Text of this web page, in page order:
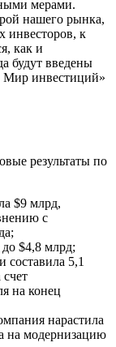
мерами.
нашего рынка,
инвесторов, к
как и
будут введены
инвестиций»
результаты по
$9 млрд,
с
$4,8 млрд;
составила 5,1
на конец
нарастила
на модернизацию